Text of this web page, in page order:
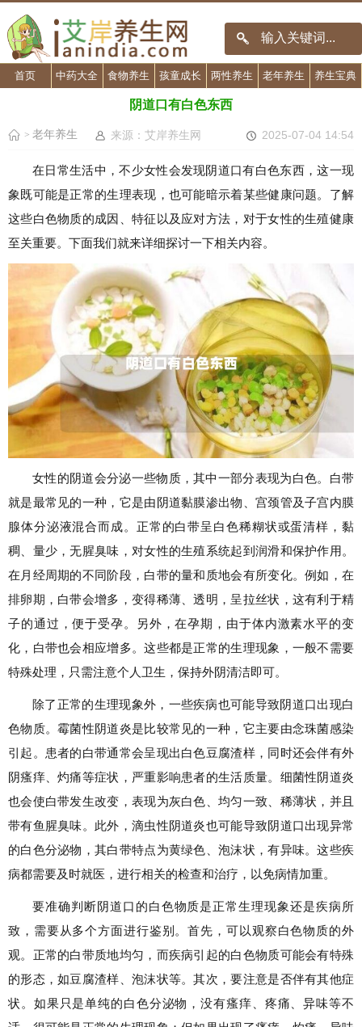
首页 中药大全 食物养生 孩童成长 两性养生 老年养生 养生宝典
阴道口有白色东西
> 老年养生 来源：艾岸养生网 2025-07-04 14:54
在日常生活中，不少女性会发现阴道口有白色东西，这一现
象既可能是正常的生理表现，也可能暗示着某些健康问题。了解
这些白色物质的成因、特征以及应对方法，对于女性的生殖健康
至关重要。下面我们就来详细探讨一下相关内容。
女性的阴道会分泌一些物质，其中一部分表现为白色。白带
就是最常见的一种，它是由阴道黏膜渗出物、宫颈管及子宫内膜
腺体分泌液混合而成。正常的白带呈白色稀糊状或蛋清样，黏
稠、量少，无腥臭味，对女性的生殖系统起到润滑和保护作用。
在月经周期的不同阶段，白带的量和质地会有所变化。例如，在
排卵期，白带会增多，变得稀薄、透明，呈拉丝状，这有利于精
子的通过，便于受孕。另外，在孕期，由于体内激素水平的变
化，白带也会相应增多。这些都是正常的生理现象，一般不需要
特殊处理，只需注意个人卫生，保持外阴清洁即可。
除了正常的生理现象外，一些疾病也可能导致阴道口出现白
色物质。霉菌性阴道炎是比较常见的一种，它主要由念珠菌感染
引起。患者的白带通常会呈现出白色豆腐渣样，同时还会伴有外
阴瘙痒、灼痛等症状，严重影响患者的生活质量。细菌性阴道炎
也会使白带发生改变，表现为灰白色、均匀一致、稀薄状，并且
带有鱼腥臭味。此外，滴虫性阴道炎也可能导致阴道口出现异常
的白色分泌物，其白带特点为黄绿色、泡沫状，有异味。这些疾
病都需要及时就医，进行相关的检查和治疗，以免病情加重。
要准确判断阴道口的白色物质是正常生理现象还是疾病所
致，需要从多个方面进行鉴别。首先，可以观察白色物质的外
观。正常的白带质地均匀，而疾病引起的白色物质可能会有特殊
的形态，如豆腐渣样、泡沫状等。其次，要注意是否伴有其他症
状。如果只是单纯的白色分泌物，没有瘙痒、疼痛、异味等不